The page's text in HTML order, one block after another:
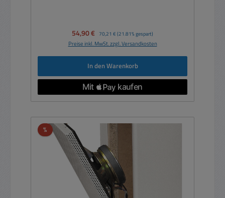
Verkaufspreis:
54,90 € Regulärer Preis:
70,21 € (21.81% gespart)
Preise inkl. MwSt. zzgl. Versandkosten
In den Warenkorb
%Rabatt